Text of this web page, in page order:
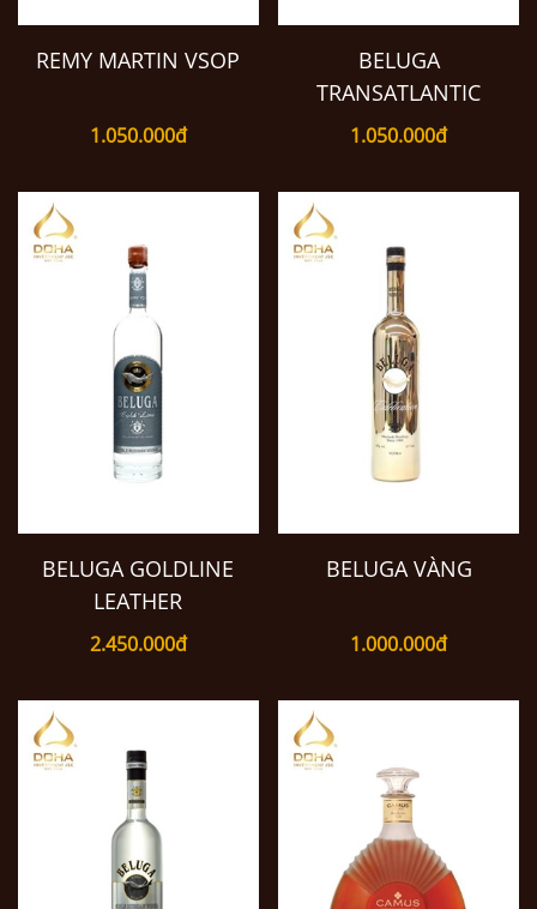
REMY MARTIN VSOP
1.050.000đ
BELUGA
TRANSATLANTIC
1.050.000đ
BELUGA GOLDLINE
LEATHER
2.450.000đ
BELUGA VÀNG
1.000.000đ